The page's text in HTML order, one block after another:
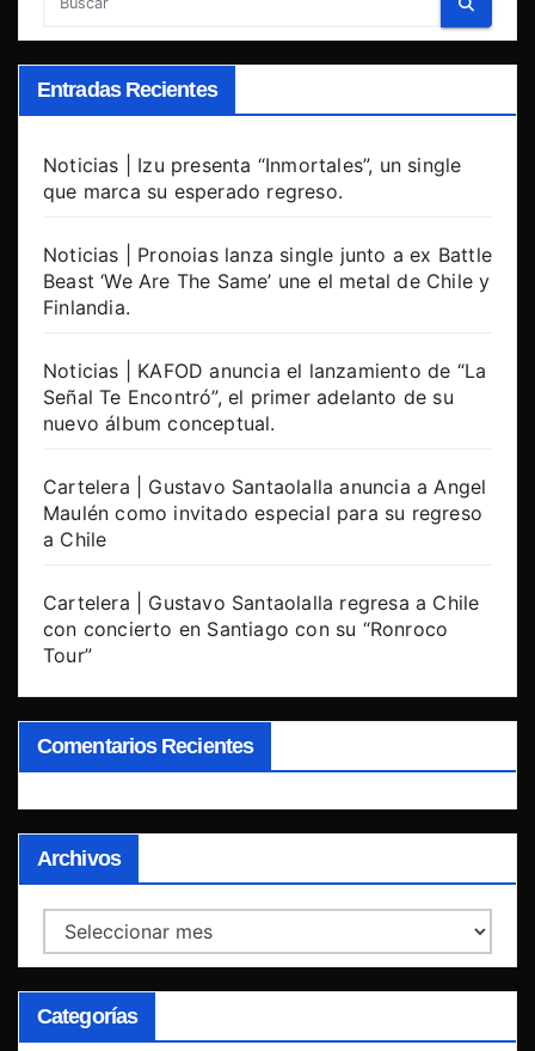
Entradas Recientes
Noticias | Izu presenta “Inmortales”, un single
que marca su esperado regreso.
Noticias | Pronoias lanza single junto a ex Battle
Beast ‘We Are The Same’ une el metal de Chile y
Finlandia.
Noticias | KAFOD anuncia el lanzamiento de “La
Señal Te Encontró”, el primer adelanto de su
nuevo álbum conceptual.
Cartelera | Gustavo Santaolalla anuncia a Angel
Maulén como invitado especial para su regreso
a Chile
Cartelera | Gustavo Santaolalla regresa a Chile
con concierto en Santiago con su “Ronroco
Tour”
Comentarios Recientes
Archivos
Archivos
Categorías